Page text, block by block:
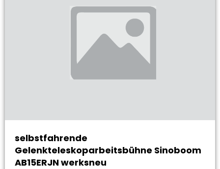
selbstfahrende
Gelenkteleskoparbeitsbühne Sinoboom
AB15ERJN werksneu